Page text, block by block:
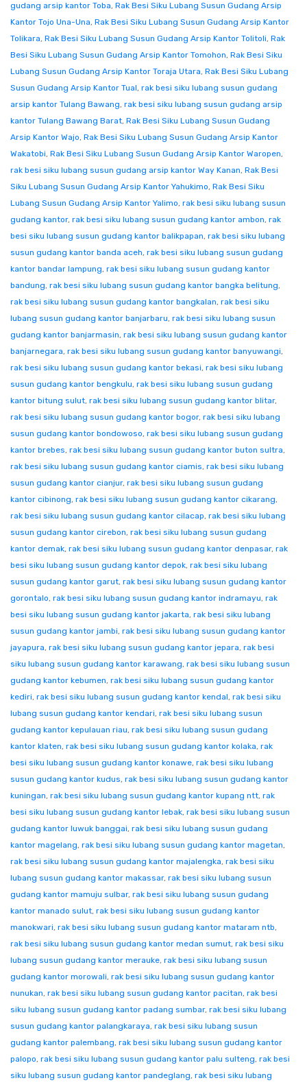
gudang arsip kantor Toba, Rak Besi Siku Lubang Susun Gudang Arsip
Kantor Tojo Una-Una, Rak Besi Siku Lubang Susun Gudang Arsip Kantor
Tolikara, Rak Besi Siku Lubang Susun Gudang Arsip Kantor Tolitoli, Rak
Besi Siku Lubang Susun Gudang Arsip Kantor Tomohon, Rak Besi Siku
Lubang Susun Gudang Arsip Kantor Toraja Utara, Rak Besi Siku Lubang
Susun Gudang Arsip Kantor Tual, rak besi siku lubang susun gudang
arsip kantor Tulang Bawang, rak besi siku lubang susun gudang arsip
kantor Tulang Bawang Barat, Rak Besi Siku Lubang Susun Gudang
Arsip Kantor Wajo, Rak Besi Siku Lubang Susun Gudang Arsip Kantor
Wakatobi, Rak Besi Siku Lubang Susun Gudang Arsip Kantor Waropen,
rak besi siku lubang susun gudang arsip kantor Way Kanan, Rak Besi
Siku Lubang Susun Gudang Arsip Kantor Yahukimo, Rak Besi Siku
Lubang Susun Gudang Arsip Kantor Yalimo, rak besi siku lubang susun
gudang kantor, rak besi siku lubang susun gudang kantor ambon, rak
besi siku lubang susun gudang kantor balikpapan, rak besi siku lubang
susun gudang kantor banda aceh, rak besi siku lubang susun gudang
kantor bandar lampung, rak besi siku lubang susun gudang kantor
bandung, rak besi siku lubang susun gudang kantor bangka belitung,
rak besi siku lubang susun gudang kantor bangkalan, rak besi siku
lubang susun gudang kantor banjarbaru, rak besi siku lubang susun
gudang kantor banjarmasin, rak besi siku lubang susun gudang kantor
banjarnegara, rak besi siku lubang susun gudang kantor banyuwangi,
rak besi siku lubang susun gudang kantor bekasi, rak besi siku lubang
susun gudang kantor bengkulu, rak besi siku lubang susun gudang
kantor bitung sulut, rak besi siku lubang susun gudang kantor blitar,
rak besi siku lubang susun gudang kantor bogor, rak besi siku lubang
susun gudang kantor bondowoso, rak besi siku lubang susun gudang
kantor brebes, rak besi siku lubang susun gudang kantor buton sultra,
rak besi siku lubang susun gudang kantor ciamis, rak besi siku lubang
susun gudang kantor cianjur, rak besi siku lubang susun gudang
kantor cibinong, rak besi siku lubang susun gudang kantor cikarang,
rak besi siku lubang susun gudang kantor cilacap, rak besi siku lubang
susun gudang kantor cirebon, rak besi siku lubang susun gudang
kantor demak, rak besi siku lubang susun gudang kantor denpasar, rak
besi siku lubang susun gudang kantor depok, rak besi siku lubang
susun gudang kantor garut, rak besi siku lubang susun gudang kantor
gorontalo, rak besi siku lubang susun gudang kantor indramayu, rak
besi siku lubang susun gudang kantor jakarta, rak besi siku lubang
susun gudang kantor jambi, rak besi siku lubang susun gudang kantor
jayapura, rak besi siku lubang susun gudang kantor jepara, rak besi
siku lubang susun gudang kantor karawang, rak besi siku lubang susun
gudang kantor kebumen, rak besi siku lubang susun gudang kantor
kediri, rak besi siku lubang susun gudang kantor kendal, rak besi siku
lubang susun gudang kantor kendari, rak besi siku lubang susun
gudang kantor kepulauan riau, rak besi siku lubang susun gudang
kantor klaten, rak besi siku lubang susun gudang kantor kolaka, rak
besi siku lubang susun gudang kantor konawe, rak besi siku lubang
susun gudang kantor kudus, rak besi siku lubang susun gudang kantor
kuningan, rak besi siku lubang susun gudang kantor kupang ntt, rak
besi siku lubang susun gudang kantor lebak, rak besi siku lubang susun
gudang kantor luwuk banggai, rak besi siku lubang susun gudang
kantor magelang, rak besi siku lubang susun gudang kantor magetan,
rak besi siku lubang susun gudang kantor majalengka, rak besi siku
lubang susun gudang kantor makassar, rak besi siku lubang susun
gudang kantor mamuju sulbar, rak besi siku lubang susun gudang
kantor manado sulut, rak besi siku lubang susun gudang kantor
manokwari, rak besi siku lubang susun gudang kantor mataram ntb,
rak besi siku lubang susun gudang kantor medan sumut, rak besi siku
lubang susun gudang kantor merauke, rak besi siku lubang susun
gudang kantor morowali, rak besi siku lubang susun gudang kantor
nunukan, rak besi siku lubang susun gudang kantor pacitan, rak besi
siku lubang susun gudang kantor padang sumbar, rak besi siku lubang
susun gudang kantor palangkaraya, rak besi siku lubang susun
gudang kantor palembang, rak besi siku lubang susun gudang kantor
palopo, rak besi siku lubang susun gudang kantor palu sulteng, rak besi
siku lubang susun gudang kantor pandeglang, rak besi siku lubang